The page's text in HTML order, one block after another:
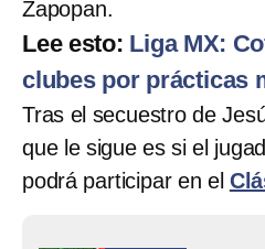
Zapopan.
Lee esto: Liga MX:
clubes por prácticas
Tras el secuestro de
que le sigue es si el
podrá participar en el